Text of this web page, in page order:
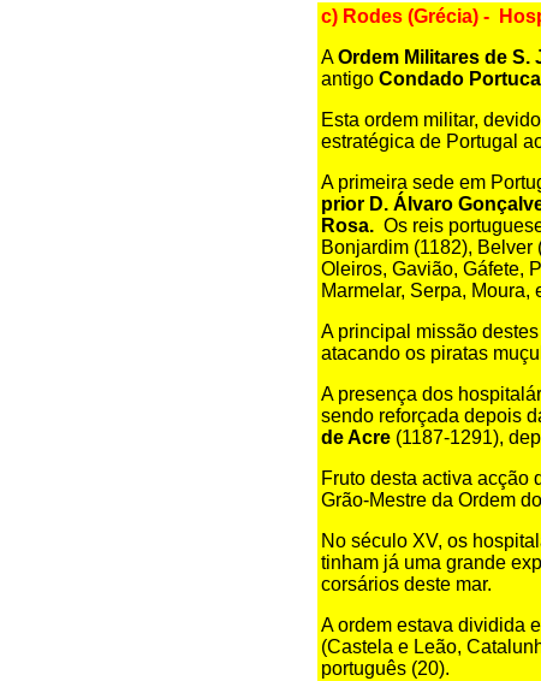
c) Rodes (Grécia) -
AOrdem Militares de
antigo Condado
Esta ordem militar,
estratégica de Portugal
A primeira sede em
prior D. Álvaro
Rosa. Os reis
Bonjardim (1182),
Oleiros, Gavião, Gáfete,
Marmelar, Serpa, Moura,
A principal missão
atacando os piratas
A presença dos
sendo reforçada depois
de Acre(1187-1291),
Fruto desta activa acção
Grão-Mestre da Ordem
No século XV, os
tinham já uma grande
corsários deste mar.
A ordem estava dividida
(Castela e Leão,
português (20).